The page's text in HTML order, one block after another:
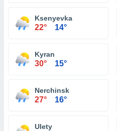
Ksenyevka
22° 14°
Kyran
30° 15°
Nerchinsk
27° 16°
Ulety